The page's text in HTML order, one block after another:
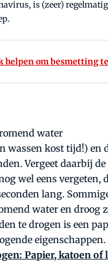
is (zeer)
helpen om besmetting
water
wassen kost tijd!) en
Vergeet daarbij de
wel eens vergeten,
lang.
water en droog
te drogen is een
Papier, katoen of